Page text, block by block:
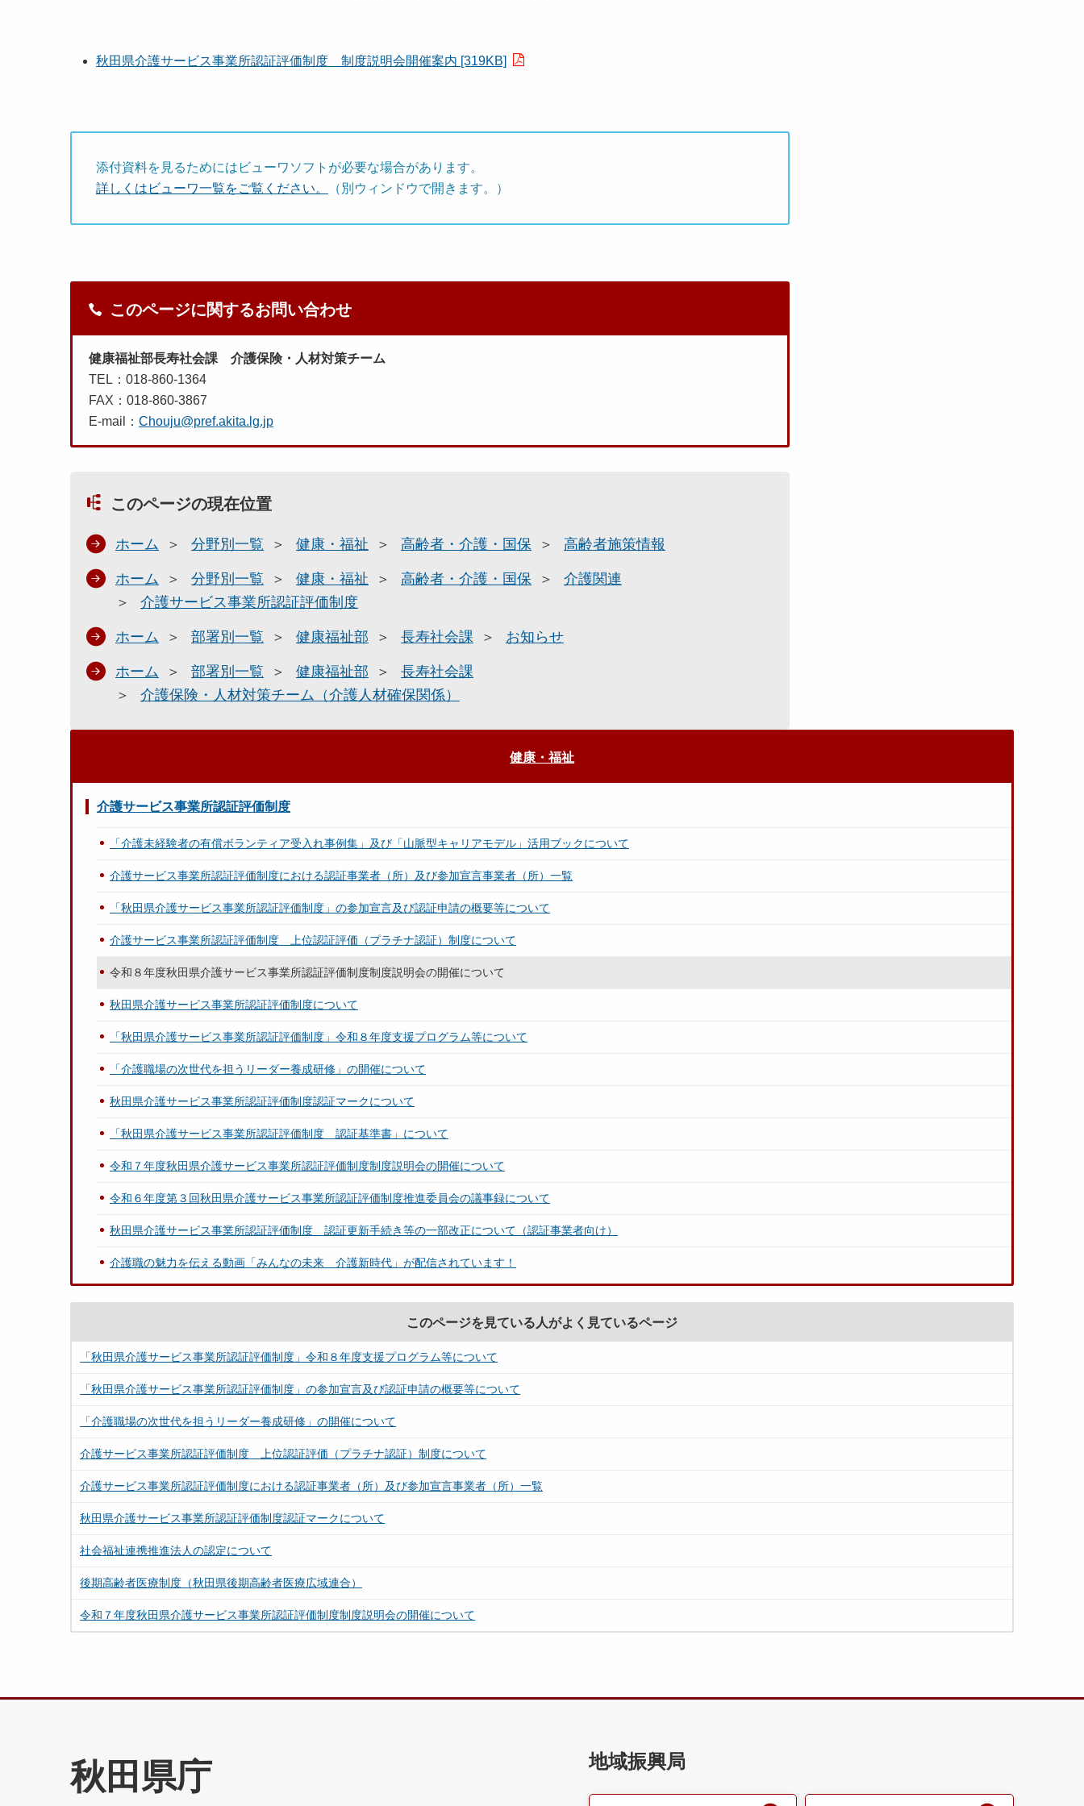
秋田県介護サービス事業所認証評価制度 制度説明会開催案内 [319KB]
添付資料を見るためにはビューワソフトが必要な場合があります。
詳しくはビューワ一覧をご覧ください。
（別ウィンドウで開きます。）
このページに関するお問い合わせ
健康福祉部長寿社会課 介護保険・人材対策チーム
TEL：018-860-1364
FAX：018-860-3867
E-mail： Chouju@pref.akita.lg.jp
このページの現在位置
ホーム 分野別一覧 健康・福祉 高齢者・介護・国保 高齢者施策情報
ホーム 分野別一覧 健康・福祉 高齢者・介護・国保
介護関連
介護サービス事業所認証評価制度
ホーム 部署別一覧 健康福祉部 長寿社会課 お知らせ
ホーム 部署別一覧 健康福祉部
長寿社会課
介護保険・人材対策チーム（介護人材確保関係）
健康・福祉
介護サービス事業所認証評価制度
「介護未経験者の有償ボランティア受入れ事例集」及び「山脈型キャリアモデル」活用ブックについて
介護サービス事業所認証評価制度における認証事業者（所）及び参加宣言事業者（所）一覧
「秋田県介護サービス事業所認証評価制度」の参加宣言及び認証申請の概要等について
介護サービス事業所認証評価制度 上位認証評価（プラチナ認証）制度について
令和８年度秋田県介護サービス事業所認証評価制度制度説明会の開催について
秋田県介護サービス事業所認証評価制度について
「秋田県介護サービス事業所認証評価制度」令和８年度支援プログラム等について
「介護職場の次世代を担うリーダー養成研修」の開催について
秋田県介護サービス事業所認証評価制度認証マークについて
「秋田県介護サービス事業所認証評価制度 認証基準書」について
令和７年度秋田県介護サービス事業所認証評価制度制度説明会の開催について
令和６年度第３回秋田県介護サービス事業所認証評価制度推進委員会の議事録について
秋田県介護サービス事業所認証評価制度 認証更新手続き等の一部改正について（認証事業者向け）
介護職の魅力を伝える動画「みんなの未来 介護新時代」が配信されています！
このページを見ている人がよく見ているページ
「秋田県介護サービス事業所認証評価制度」令和８年度支援プログラム等について
「秋田県介護サービス事業所認証評価制度」の参加宣言及び認証申請の概要等について
「介護職場の次世代を担うリーダー養成研修」の開催について
介護サービス事業所認証評価制度 上位認証評価（プラチナ認証）制度について
介護サービス事業所認証評価制度における認証事業者（所）及び参加宣言事業者（所）一覧
秋田県介護サービス事業所認証評価制度認証マークについて
社会福祉連携推進法人の認定について
後期高齢者医療制度（秋田県後期高齢者医療広域連合）
令和７年度秋田県介護サービス事業所認証評価制度制度説明会の開催について
秋田県庁 地域振興局